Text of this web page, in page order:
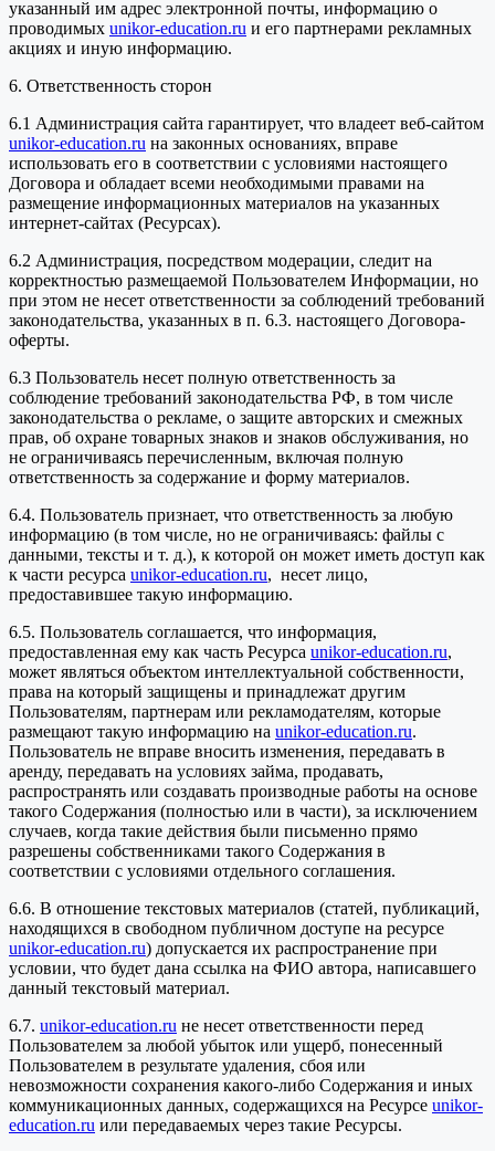
указанный им адрес электронной почты, информацию о
проводимых unikor-education.ru и его партнерами рекламных
акциях и иную информацию.
6. Ответственность сторон
6.1 Администрация сайта гарантирует, что владеет веб-сайтом
unikor-education.ru на законных основаниях, вправе
использовать его в соответствии с условиями настоящего
Договора и обладает всеми необходимыми правами на
размещение информационных материалов на указанных
интернет-сайтах (Ресурсах).
6.2 Администрация, посредством модерации, следит на
корректностью размещаемой Пользователем Информации, но
при этом не несет ответственности за соблюдений требований
законодательства, указанных в п. 6.3. настоящего Договора-
оферты.
6.3 Пользователь несет полную ответственность за
соблюдение требований законодательства РФ, в том числе
законодательства о рекламе, о защите авторских и смежных
прав, об охране товарных знаков и знаков обслуживания, но
не ограничиваясь перечисленным, включая полную
ответственность за содержание и форму материалов.
6.4. Пользователь признает, что ответственность за любую
информацию (в том числе, но не ограничиваясь: файлы с
данными, тексты и т. д.), к которой он может иметь доступ как
к части ресурса unikor-education.ru, несет лицо,
предоставившее такую информацию.
6.5. Пользователь соглашается, что информация,
предоставленная ему как часть Ресурса unikor-education.ru,
может являться объектом интеллектуальной собственности,
права на который защищены и принадлежат другим
Пользователям, партнерам или рекламодателям, которые
размещают такую информацию на unikor-education.ru.
Пользователь не вправе вносить изменения, передавать в
аренду, передавать на условиях займа, продавать,
распространять или создавать производные работы на основе
такого Содержания (полностью или в части), за исключением
случаев, когда такие действия были письменно прямо
разрешены собственниками такого Содержания в
соответствии с условиями отдельного соглашения.
6.6. В отношение текстовых материалов (статей, публикаций,
находящихся в свободном публичном доступе на ресурсе
unikor-education.ru) допускается их распространение при
условии, что будет дана ссылка на ФИО автора, написавшего
данный текстовый материал.
6.7. unikor-education.ru не несет ответственности перед
Пользователем за любой убыток или ущерб, понесенный
Пользователем в результате удаления, сбоя или
невозможности сохранения какого-либо Содержания и иных
коммуникационных данных, содержащихся на Ресурсе unikor-
education.ru или передаваемых через такие Ресурсы.